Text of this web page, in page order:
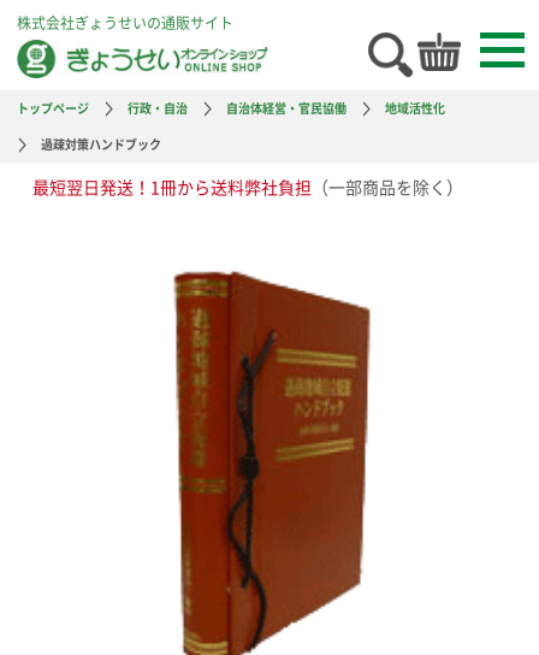
株式会社ぎょうせいの通販サイト
トップページ 行政・自治 自治体経営・官民協働
地域活性化
過疎対策ハンドブック
最短翌日発送！1冊から送料弊社負担 （一部商品を除く）